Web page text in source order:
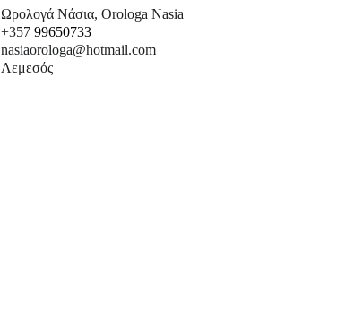
Ωρολογά Νάσια, Orologa Nasia
+357 99650733
nasiaorologa@hotmail.com
Λεμεσός